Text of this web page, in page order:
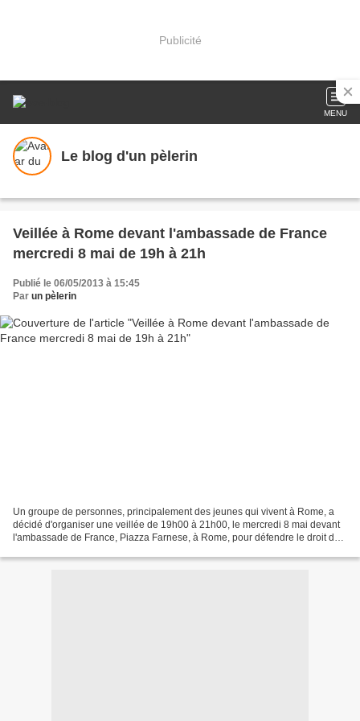
Publicité
MENU
Le blog d'un pèlerin
Veillée à Rome devant l'ambassade de France
mercredi 8 mai de 19h à 21h
Publié le 06/05/2013 à 15:45
Par un pèlerin
Un groupe de personnes, principalement des jeunes qui vivent à Rome, a
décidé d'organiser une veillée de 19h00 à 21h00, le mercredi 8 mai devant
l'ambassade de France, Piazza Farnese, à Rome, pour défendre le droit des